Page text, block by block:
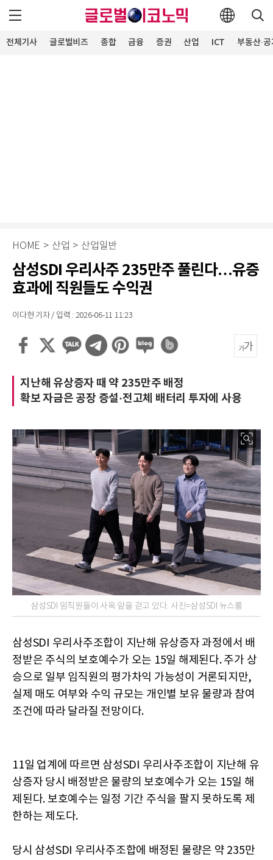
전체기사 글로벌비즈 종합 금융 증권 산업 ICT 부동산·
HOME > 산업 > 산업일반
삼성SDI 우리사주 235만주 풀린다…유증
효과에 직원들도 수익권
이다현 기자 / 입력 : 2026-06-11 11:23
지난해 유상증자 때 약 235만주 배정
확보 자금은 공장 증설·전고체 배터리 투자에 사용
삼성SDI 임직원들이 사옥 앞을 걷고 있다. 사진=삼성SDI 뉴스룸
삼성SDI 우리사주조합이 지난해 유상증자 과정에서 배
정받은 주식의 보호예수가 오는 15일 해제된다. 주가 상
승으로 일부 임직원의 평가차익 가능성이 거론되지만,
실제 매도 여부와 수익 규모는 개인별 보유 물량과 참여
조건에 따라 달라질 전망이다.
11일 업계에 따르면 삼성SDI 우리사주조합이 지난해 유
상증자 당시 배정받은 물량의 보호예수가 오는 15일 해
제된다. 보호예수는 일정 기간 주식을 팔지 못하도록 제
한하는 제도다.
당시 삼성SDI 우리사주조합에 배정된 물량은 약 235만